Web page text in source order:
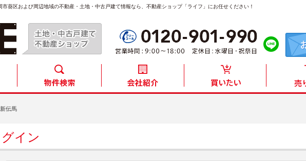
葵区および周辺地域の不動産・土地・中古戸建て情報なら、不動産ショップ「ライフ」にお任せください！
伝馬
イン